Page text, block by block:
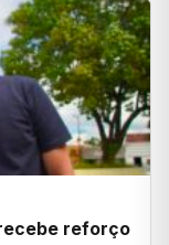
reforço